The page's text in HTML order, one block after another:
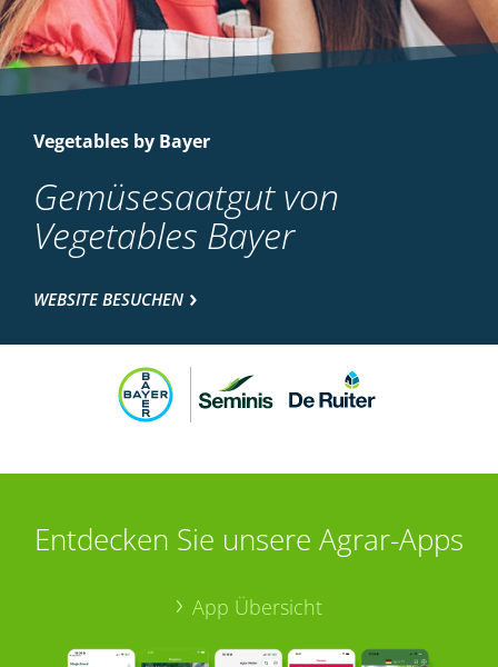
Vegetables by Bayer
Gemüsesaatgut von
Vegetables Bayer
WEBSITE BESUCHEN
Entdecken Sie unsere Agrar-Apps
App Übersicht